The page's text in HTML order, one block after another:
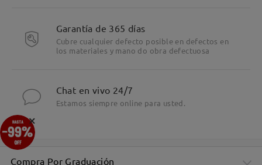
Garantía de 365 días
Cubre cualquier defecto posible en defectos en
los materiales y mano do obra defectuosa
Chat en vivo 24/7
Estamos siempre online para usted.
Compra Por Graduación
×